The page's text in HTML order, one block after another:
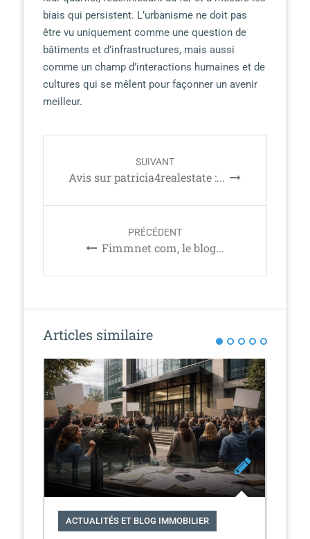
biais qui persistent. L’urbanisme ne doit pas
être vu uniquement comme une question de
bâtiments et d’infrastructures, mais aussi
comme un champ d’interactions humaines et de
cultures qui se mêlent pour façonner un avenir
meilleur.
t
i
t
o
n
SUIVANT
Avis sur patricia4realestate :...
PRÉCÉDENT
Fimmnet com, le blog...
Articles similaire
ACTUALITÉS ET BLOG IMMOBILIER